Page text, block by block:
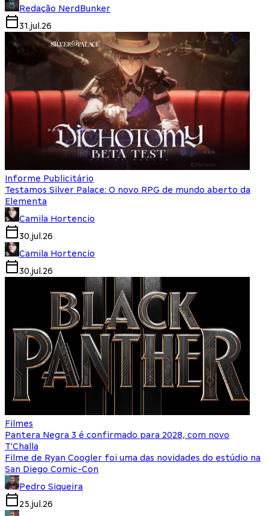
Redação NerdBunker
31.jul.26
Informe Publicitário
Testamos Silver Palace: O novo RPG de mundo aberto da
Elementa
Camila Hortencio
30.jul.26
Camila Hortencio
30.jul.26
Filmes
Pantera Negra 3 é confirmado para 2028, com novo
T'Challa
Filme de Ryan Coogler foi uma das novidades do estúdio na
San Diego Comic-Con
Pedro Siqueira
25.jul.26